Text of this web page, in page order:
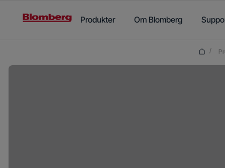
Produkter
Om Blomberg
/